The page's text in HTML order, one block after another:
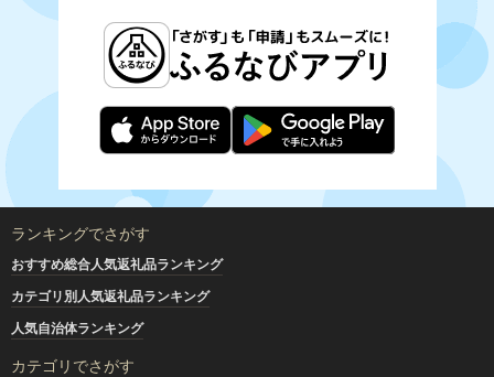
ランキングでさがす
おすすめ総合人気返礼品ランキング
カテゴリ別人気返礼品ランキング
人気自治体ランキング
カテゴリでさがす